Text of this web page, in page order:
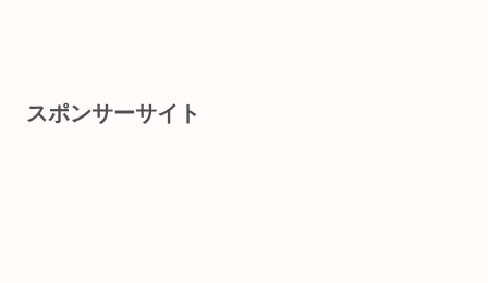
スポンサーサイト